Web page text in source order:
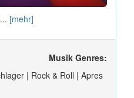
[mehr]
Musik Genres:
| Rock & Roll | Apres